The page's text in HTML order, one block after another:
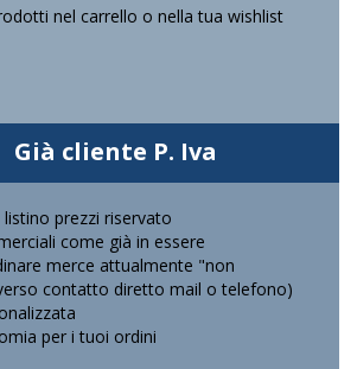
nel carrello o nella tua wishlist
Già cliente P. Iva
prezzi riservato
come già in essere
merce attualmente "non
contatto diretto mail o telefono)
per i tuoi ordini